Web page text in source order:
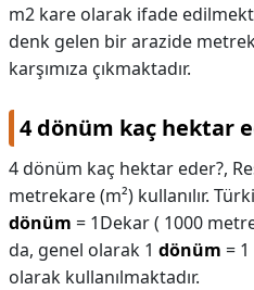
m2 kare olarak ifade
denk gelen bir arazide
karşımıza çıkmaktadır.
4 dönüm kaç hektar
4 dönüm kaç hektar eder?,
metrekare (m²) kullanılır.
dönüm = 1Dekar ( 1000
da, genel olarak 1 dönüm = 1
olarak kullanılmaktadır.